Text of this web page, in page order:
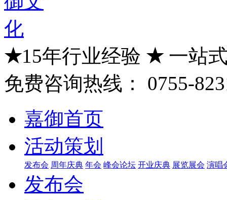
★15年行业经验 ★一站
免费咨询热线：
0755-
嘉御首页
活动策划
发布会 周年庆典 年会 峰会论坛 开业庆典 展览展会 演唱
发布会